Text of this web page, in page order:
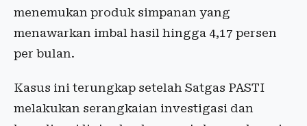
menemukan produk simpanan yang
menawarkan imbal hasil hingga 4,17 persen
per bulan.
Kasus ini terungkap setelah Satgas PASTI
melakukan serangkaian investigasi dan